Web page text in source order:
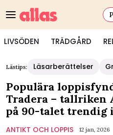
LIVSÖDEN TRÄDGÅRD
Lästips: Läsarberättelser
Populära
Tradera – tallriken
på 90-talet trendig
ANTIKT OCH LOPPIS 12 jan, 2026